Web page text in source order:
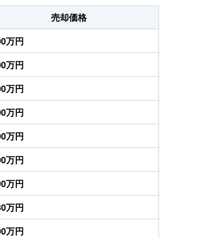
売却価格
万円
万円
万円
万円
万円
万円
万円
万円
万円